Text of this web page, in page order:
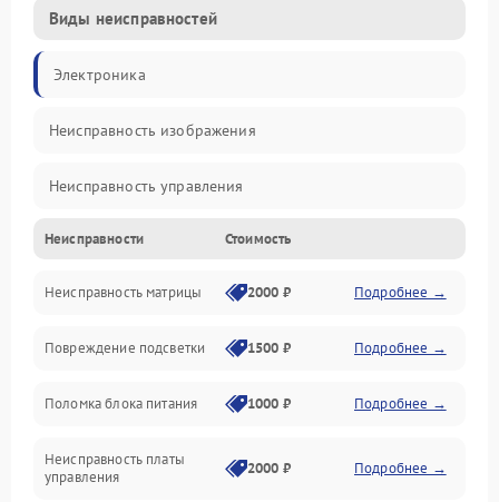
Виды неисправностей
Электроника
Неисправность изображения
Неисправность управления
Неисправность интерфейсов
Прочие неисправности
Неисправность звука
Механические повреждения
Неисправности Стоимость
Неисправность матрицы 2000 ₽ Подробнее →
Повреждение подсветки 1500 ₽ Подробнее →
Поломка блока питания 1000 ₽ Подробнее →
Неисправность платы
управления
2000 ₽ Подробнее →